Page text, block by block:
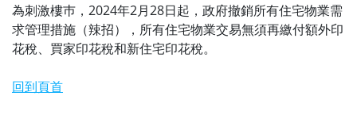
為刺激樓巿，2024年2月28日起，政府撤銷所有住宅物業需
求管理措施（辣招），所有住宅物業交易無須再繳付額外印
花稅、買家印花稅和新住宅印花稅。
回到頁首